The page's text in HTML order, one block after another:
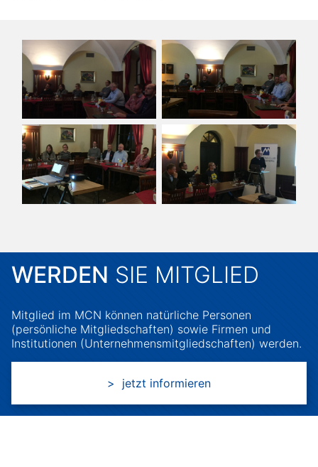
WERDEN SIE MITGLIED
Mitglied im MCN können natürliche Personen
(persönliche Mitgliedschaften) sowie Firmen und
Institutionen (Unternehmensmitgliedschaften) werden.
> jetzt informieren